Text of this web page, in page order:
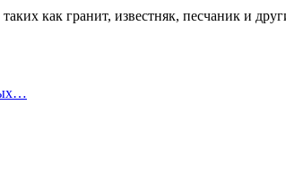
как гранит, известняк, песчаник и